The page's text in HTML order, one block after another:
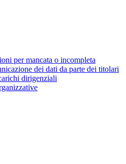
per mancata o incompleta
dei dati da parte dei titolari
dirigenziali